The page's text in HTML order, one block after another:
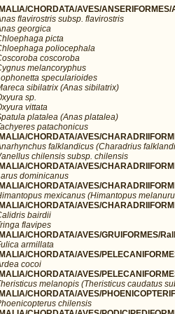
CHORDATA/AVES/
flavirostris subsp. flavirostris
georgica
picta
poliocephala
coscoroba
melancoryphus
specularioides
sibilatrix (Anas sibilatrix)
sp.
vittata
platalea (Anas platalea)
patachonicus
CHORDATA/AVES/
falklandicus (Charadrius
chilensis subsp. chilensis
CHORDATA/AVES/
dominicanus
CHORDATA/AVES/
mexicanus (Himantopus
CHORDATA/AVES/
bairdii
flavipes
CHORDATA/AVES/GRUIFORMES/
armillata
CHORDATA/AVES/
cocoi
CHORDATA/AVES/
melanopis (Theristicus caudatus
CHORDATA/AVES/
chilensis